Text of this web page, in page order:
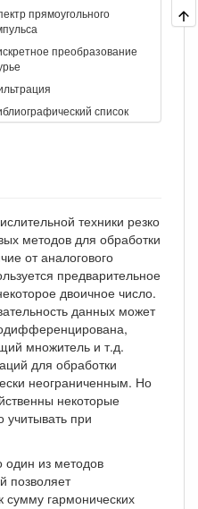
прямоугольного
преобразование
список
техники резко
методов для обработки
от аналогового
предварительное
двоичное число.
данных может
множитель и т.д.
для обработки
неограниченным. Но
некоторые
учитывать при
из методов
позволяет
сумму гармонических